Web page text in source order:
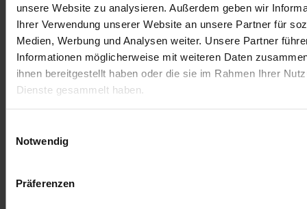
unsere Website zu analysieren. Außerdem geben wir
Ihrer Verwendung unserer Website an unsere Partner für
Medien, Werbung und Analysen weiter. Unsere Partner
Informationen möglicherweise mit weiteren Daten
ihnen bereitgestellt haben oder die sie im Rahmen Ihrer
Dienste gesammelt haben.
Notwendig
Präferenzen
Allgemeine Geschäftsbediengungen